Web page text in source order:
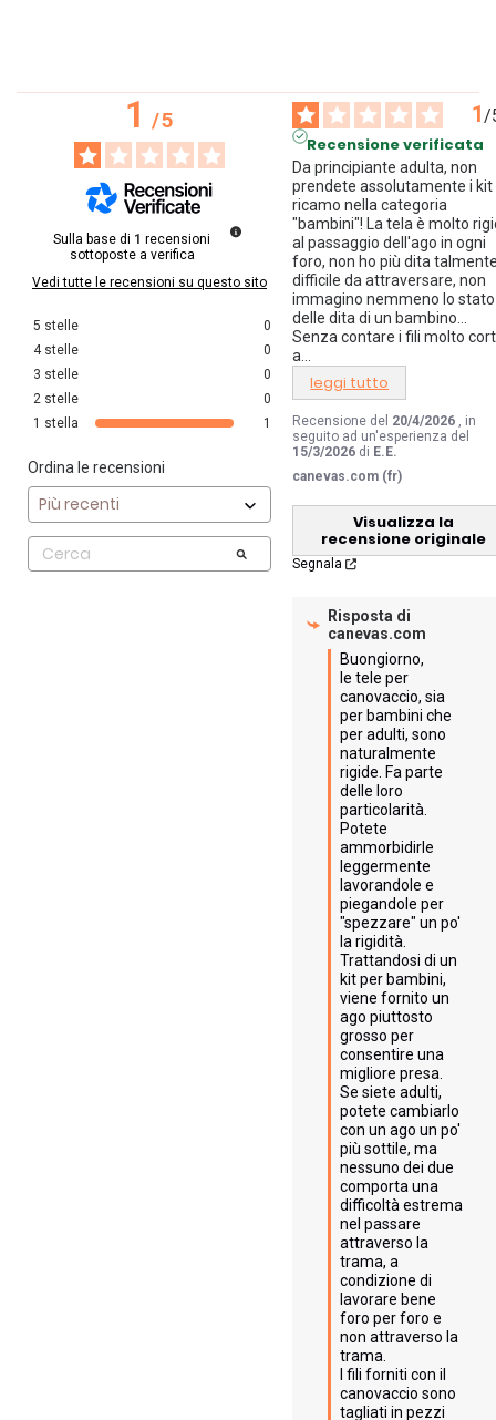
1/5
Sulla base di 1 recensioni
sottoposte a verifica
Vedi tutte le recensioni su questo sito
5 stelle
0
4 stelle
0
3 stelle
0
2 stelle
0
1 stella 1
Ordina le recensioni
1 /
Recensione verificata
Da principiante adulta, non
prendete assolutamente i kit
ricamo nella categoria
"bambini"! La tela è molto
al passaggio dell'ago in ogni
foro, non ho più dita
difficile da attraversare, non
immagino nemmeno lo stato
delle dita di un bambino...
Senza contare i fili molto
a...
leggi tutto
Recensione del 20/4/2026 , in
seguito ad un'esperienza del
15/3/2026 di E.E.
canevas.com (fr)
Visualizza la
recensione originale
Segnala
Risposta di
canevas.com
Buongiorno,
le tele per
canovaccio, sia
per bambini che
per adulti, sono
naturalmente
rigide. Fa parte
delle loro
particolarità.
Potete
ammorbidirle
leggermente
lavorandole e
piegandole per
"spezzare" un po'
la rigidità.
Trattandosi di un
kit per bambini,
viene fornito un
ago piuttosto
grosso per
consentire una
migliore presa.
Se siete adulti,
potete cambiarlo
con un ago un po'
più sottile, ma
nessuno dei due
comporta una
difficoltà estrema
nel passare
attraverso la
trama, a
condizione di
lavorare bene
foro per foro e
non attraverso la
trama.
I fili forniti con il
canovaccio sono
tagliati in pezzi